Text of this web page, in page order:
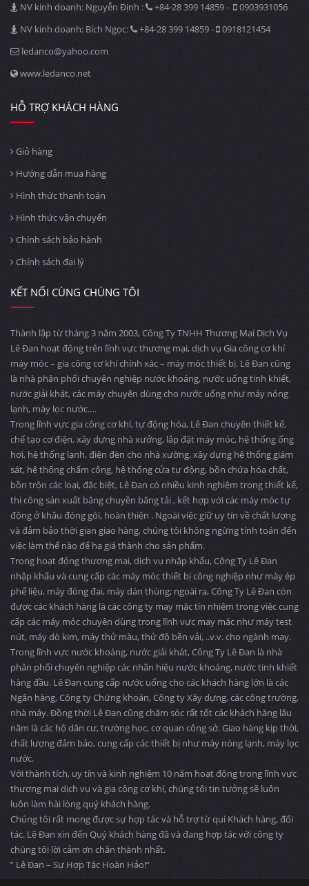
NV kinh doanh: Nguyễn Định :
+84-28 399 14859 -
0903931056
NV kinh doanh: Bích Ngọc:
+84-28 399 14859 -
0918121454
ledanco@yahoo.com
www.ledanco.net
HỖ TRỢ KHÁCH HÀNG
Giỏ hàng
Hướng dẫn mua hàng
Hình thức thanh toán
Hình thức vận chuyển
Chính sách bảo hành
Chính sách đại lý
KẾT NỐI CÙNG CHÚNG TÔI
Thành lập từ tháng 3 năm 2003, Công Ty TNHH Thương Mại Dịch Vụ
Lê Đan hoạt động trên lĩnh vực thương mại, dịch vụ Gia công cơ khí
máy móc – gia công cơ khí chính xác – máy móc thiết bị. Lê Đan cũng
là nhà phân phối chuyên nghiệp nước khoáng, nước uống tinh khiết,
nước giải khát, các máy chuyên dùng cho nước uống như máy nóng
lạnh, máy lọc nước….
Trong lĩnh vực gia công cơ khí, tự động hóa, Lê Đan chuyên thiết kế,
chế tạo cơ điện, xây dựng nhà xưởng, lắp đặt máy móc, hệ thống ống
hơi, hệ thống lạnh, điện đèn cho nhà xường, xây dựng hệ thống giám
sát, hệ thống chấm công, hệ thống cửa tự động, bồn chứa hóa chất,
bồn trộn các loại, đặc biệt, Lê Đan có nhiều kinh nghiệm trong thiết kế,
thi công sản xuất băng chuyền băng tải , kết hợp với các máy móc tự
động ở khâu đóng gói, hoàn thiện . Ngoài việc giữ uy tín về chất lượng
và đảm bảo thời gian giao hàng, chúng tôi không ngừng tính toán đến
việc làm thế nào để hạ giá thành cho sản phẩm.
Trong hoạt động thương mại, dịch vụ nhập khẩu, Công Ty Lê Đan
nhập khẩu và cung cấp các máy móc thiết bị công nghiệp như máy ép
phế liệu, máy đóng đai, máy dán thùng; ngoài ra, Công Ty Lê Đan còn
được các khách hàng là các công ty may mặc tín nhiệm trong việc cung
cấp các máy móc chuyên dùng trong lĩnh vực may mặc như máy test
nút, máy dò kim, máy thử màu, thử độ bền vải, ..v.v. cho ngành may.
Trong lĩnh vực nước khoáng, nước giải khát, Công Ty Lê Đan là nhà
phân phối chuyên nghiệp các nhãn hiệu nước khoáng, nước tinh khiết
hàng đầu. Lê Đan cung cấp nước uống cho các khách hàng lớn là các
Ngân hàng, Công ty Chứng khoán, Công ty Xây dựng, các công trường,
nhà máy. Đồng thời Lê Đan cũng chăm sóc rất tốt các khách hàng lâu
năm là các hộ dân cư, trường học, cơ quan công sở. Giao hàng kịp thời,
chất lượng đảm bảo, cung cấp các thiết bị như máy nóng lạnh, máy lọc
nước.
Với thành tích, uy tín và kinh nghiệm 10 năm hoạt động trong lĩnh vực
thương mại dịch vụ và gia công cơ khí, chúng tôi tin tưởng sẽ luôn
luôn làm hài lòng quý khách hàng.
Chúng tôi rất mong được sự hợp tác và hỗ trợ từ quí Khách hàng, đối
tác. Lê Đan xin đến Quý khách hàng đã và đang hợp tác với công ty
chúng tôi lời cảm ơn chân thành nhất.
” Lê Đan – Sự Hợp Tác Hoàn Hảo!”